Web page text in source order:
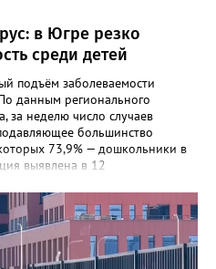
в Югре резко
среди детей
подъём заболеваемости
данным регионального
за неделю число случаев
большинство
73,9% — дошкольники в
выявлена в 12
Лангепас, Радужный, а также
Советский, Сургутский и
случаев болезнь
на слизистой рта и
менингита приходится